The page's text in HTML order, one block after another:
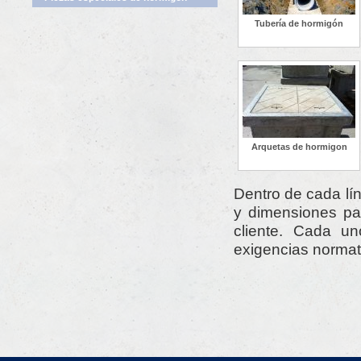
Tubería de hormigón
Arquetas de hormigon
Dentro de cada
y dimensiones
cliente. Cada
exigencias